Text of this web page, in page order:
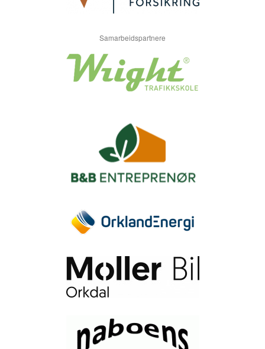
Samarbeidspartnere